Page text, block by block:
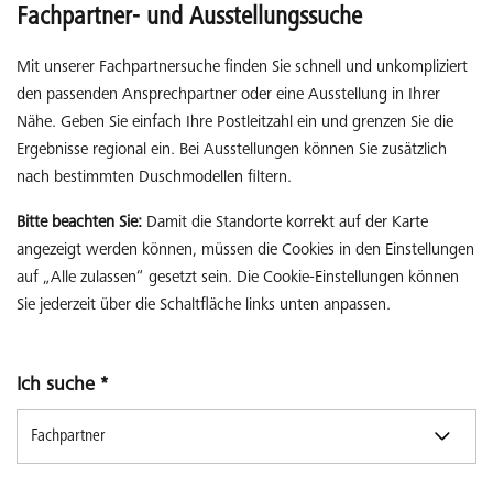
Fachpartner- und Ausstellungssuche
Mit unserer Fachpartnersuche finden Sie schnell und unkompliziert
den passenden Ansprechpartner oder eine Ausstellung in Ihrer
Nähe. Geben Sie einfach Ihre Postleitzahl ein und grenzen Sie die
Ergebnisse regional ein. Bei Ausstellungen können Sie zusätzlich
nach bestimmten Duschmodellen filtern.
Bitte beachten Sie: Damit die Standorte korrekt auf der Karte
angezeigt werden können, müssen die Cookies in den Einstellungen
auf „Alle zulassen“ gesetzt sein. Die Cookie-Einstellungen können
Sie jederzeit über die Schaltfläche links unten anpassen.
Ich suche *